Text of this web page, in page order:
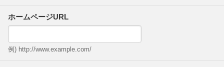
ホームページURL
例) http://www.example.com/